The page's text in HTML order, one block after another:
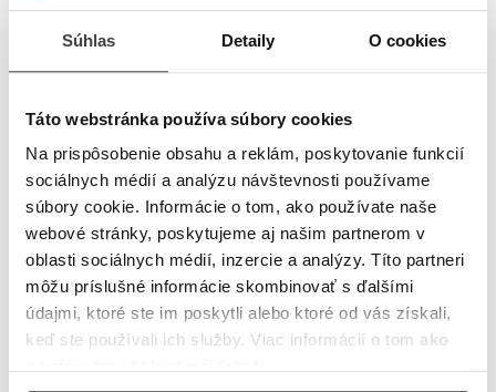
Súhlas Detaily O cookies
Táto webstránka používa súbory cookies
Na prispôsobenie obsahu a reklám, poskytovanie funkcií
sociálnych médií a analýzu návštevnosti používame
súbory cookie. Informácie o tom, ako používate naše
webové stránky, poskytujeme aj našim partnerom v
oblasti sociálnych médií, inzercie a analýzy. Títo partneri
môžu príslušné informácie skombinovať s ďalšími
údajmi, ktoré ste im poskytli alebo ktoré od vás získali,
keď ste používali ich služby. Viac informácií o tom ako
Internet na ulici Letná, Halič
Zadajte číslo vchodu pre zobrazenie ponuky internetu v meste
Zadajte číslo domu/vchodupre zobrazenie ponuky internetu v
lokalite Halič
Zoznam čísiel domov/vchodov na ulici Letná v meste
Halič
Bohužiaľ, nedisponujeme zoznamom dostupných čísiel vchodov na
ulici Letná v meste Halič.
© Copyright 2026
Nastavenia cookies